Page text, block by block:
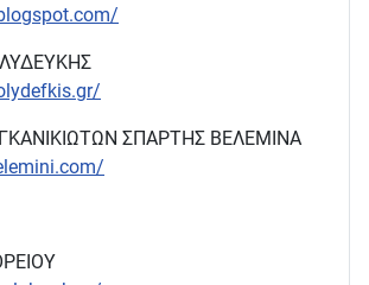
ΣΠΑΡΤΗΣ ΒΕΛΕΜΙΝΑ